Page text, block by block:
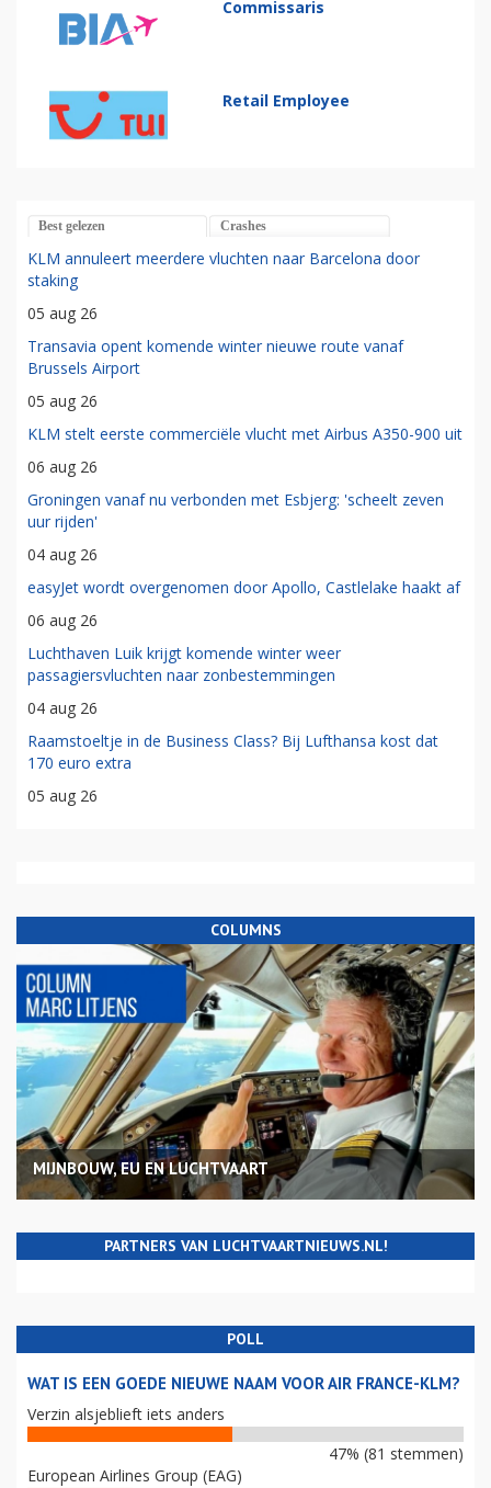
Commissaris
Retail Employee
Best gelezen Crashes
KLM annuleert meerdere vluchten naar Barcelona door
staking
05 aug 26
Transavia opent komende winter nieuwe route vanaf
Brussels Airport
05 aug 26
KLM stelt eerste commerciële vlucht met Airbus A350-900 uit
06 aug 26
Groningen vanaf nu verbonden met Esbjerg: 'scheelt zeven
uur rijden'
04 aug 26
easyJet wordt overgenomen door Apollo, Castlelake haakt af
06 aug 26
Luchthaven Luik krijgt komende winter weer
passagiersvluchten naar zonbestemmingen
04 aug 26
Raamstoeltje in de Business Class? Bij Lufthansa kost dat
170 euro extra
05 aug 26
COLUMNS
MIJNBOUW, EU EN LUCHTVAART
PARTNERS VAN LUCHTVAARTNIEUWS.NL!
POLL
WAT IS EEN GOEDE NIEUWE NAAM VOOR AIR FRANCE-KLM?
Verzin alsjeblieft iets anders
47% (81 stemmen)
European Airlines Group (EAG)